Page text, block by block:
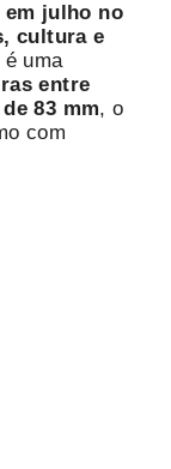
em julho no
cultura e
uma
entre
83 mm, o
com